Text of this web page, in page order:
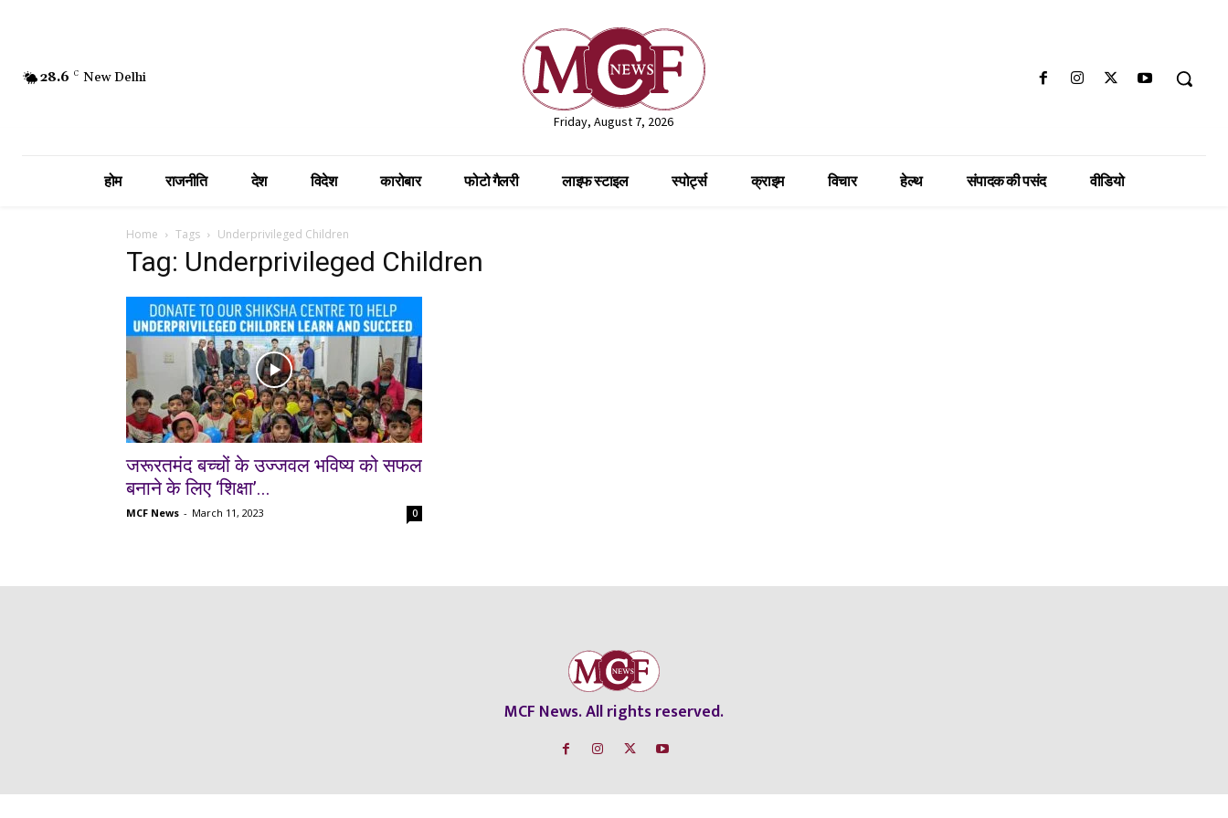
28.6 C New Delhi
Friday, August 7, 2026
होम राजनीति देश विदेश कारोबार फोटो गैलरी लाइफ स्टाइल स्पोर्ट्स क्राइम विचार हेल्थ संपादक की पसंद वीडियो
Home Tags Underprivileged Children
Tag: Underprivileged Children
जरूरतमंद बच्चों के उज्जवल भविष्य को सफल
बनाने के लिए ‘शिक्षा’...
MCF News - March 11, 2023 0
MCF News. All rights reserved.